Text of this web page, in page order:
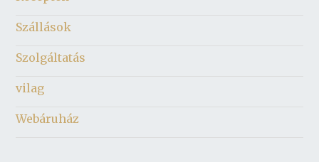
Szállások
Szolgáltatás
vilag
Webáruház